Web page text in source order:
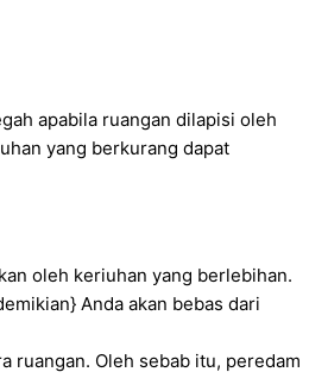
apabila ruangan dilapisi oleh
yang berkurang dapat
oleh keriuhan yang berlebihan.
Anda akan bebas dari
ruangan. Oleh sebab itu, peredam